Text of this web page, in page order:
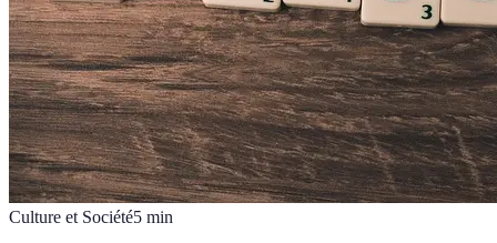
Culture et Société5 min